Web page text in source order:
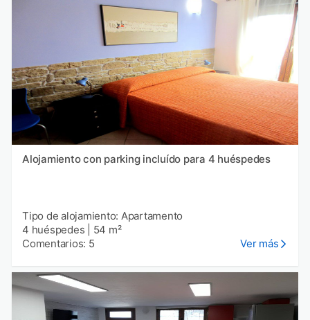
Alojamiento con parking incluído para 4 huéspedes
Tipo de alojamiento: Apartamento
4 huéspedes
54 m²
Comentarios: 5
Ver más